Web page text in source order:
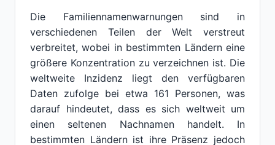
Die Familiennamenwarnungen sind in
verschiedenen Teilen der Welt verstreut
verbreitet, wobei in bestimmten Ländern eine
größere Konzentration zu verzeichnen ist. Die
weltweite Inzidenz liegt den verfügbaren
Daten zufolge bei etwa 161 Personen, was
darauf hindeutet, dass es sich weltweit um
einen seltenen Nachnamen handelt. In
bestimmten Ländern ist ihre Präsenz jedoch